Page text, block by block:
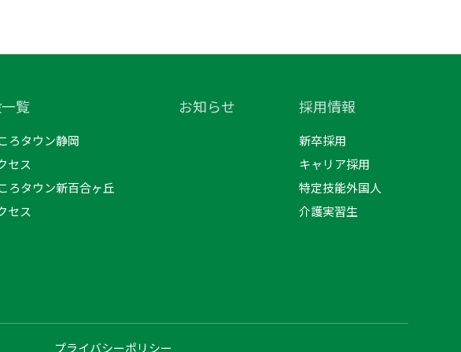
覧
ろタウン静岡
セス
ろタウン新百合ヶ丘
セス
お知らせ 採用情報
新卒採用
キャリア採用
特定技能外国人
介護実習生
プライバシーポリシー